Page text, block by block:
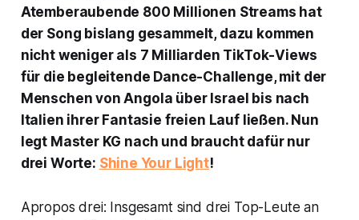
Atemberaubende 800 Millionen Streams hat
der Song bislang gesammelt, dazu kommen
nicht weniger als 7 Milliarden TikTok-Views
für die begleitende Dance-Challenge, mit der
Menschen von Angola über Israel bis nach
Italien ihrer Fantasie freien Lauf ließen. Nun
legt Master KG nach und braucht dafür nur
drei Worte: Shine Your Light!
Apropos drei: Insgesamt sind drei Top-Leute an